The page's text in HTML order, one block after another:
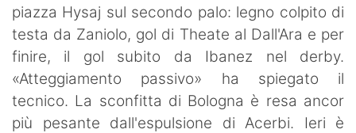
piazza Hysaj sul secondo palo: legno colpito di
testa da Zaniolo, gol di Theate al Dall'Ara e per
finire, il gol subito da Ibanez nel derby.
«Atteggiamento passivo» ha spiegato il
tecnico. La sconfitta di Bologna è resa ancor
più pesante dall'espulsione di Acerbi. Ieri è